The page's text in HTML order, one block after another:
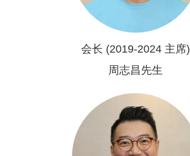
会长 (2019-2024 主席)
周志昌先生